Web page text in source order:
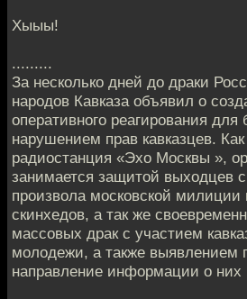
Хыыы!
.........
За несколько дней до драки
народов Кавказа объявил о
оперативного реагирования для
нарушением прав кавказцев.
радиостанция «Эхо Москвы »,
занимается защитой выходцев с
произвола московской милиции
скинхедов, а так же
массовых драк с участием
молодежи, а также выявлением
направление информации о